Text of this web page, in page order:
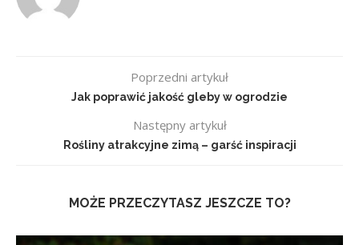
Poprzedni artykuł
Jak poprawić jakość gleby w ogrodzie
Następny artykuł
Rośliny atrakcyjne zimą – garść inspiracji
MOŻE PRZECZYTASZ JESZCZE TO?